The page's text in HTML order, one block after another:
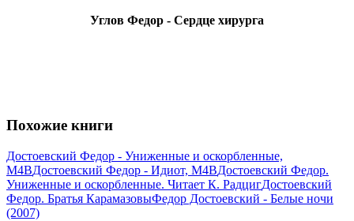
Углов Федор - Сердце хирурга
Похожие книги
Достоевский Федор - Униженные и оскорбленные,
M4BДостоевский Федор - Идиот, M4BДостоевский Федор.
Униженные и оскорбленные. Читает К. РадцигДостоевский
Федор. Братья КарамазовыФедор Достоевский - Белые ночи
(2007)